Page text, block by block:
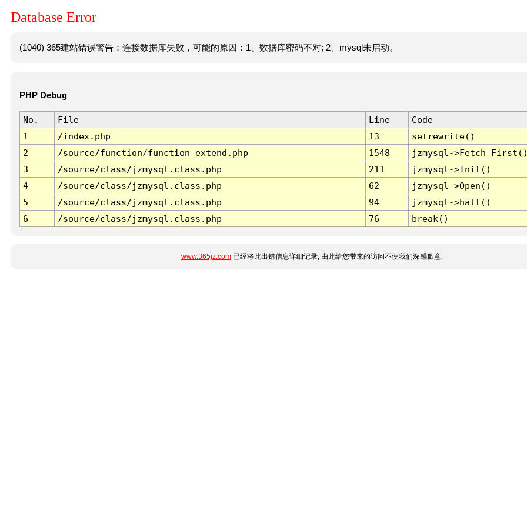
Database Error
(1040) 365建站错误警告：连接数据库失败，可能的原因：1、数据库密码不对; 2、mysql未启动。
PHP Debug
No. File Line
Code
1
/index.php 13
setrewrite()
2
/source/function/function_extend.php 1548
jzmysql-
3
/source/class/jzmysql.class.php 211
jzmysql->Init()
4
/source/class/jzmysql.class.php 62
jzmysql->Open()
5
/source/class/jzmysql.class.php 94
jzmysql->halt()
6
/source/class/jzmysql.class.php 76 break()
www.365jz.com已经将此出错信息详细记录, 由此给您带来的访问不便我们深感歉意.